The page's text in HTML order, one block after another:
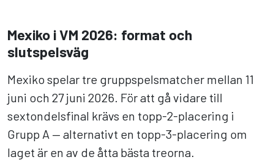
Mexiko i VM 2026: format och
slutspelsväg
Mexiko spelar tre gruppspelsmatcher mellan 11
juni och 27 juni 2026. För att gå vidare till
sextondelsfinal krävs en topp-2-placering i
Grupp A — alternativt en topp-3-placering om
laget är en av de åtta bästa treorna.